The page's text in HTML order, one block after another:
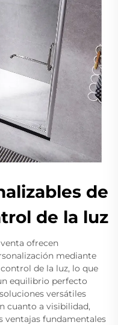
de
de la luz
ofrecen
mediante
de la luz, lo que
equilibrio perfecto
versátiles
cuanto a visibilidad,
ventajas fundamentales